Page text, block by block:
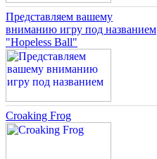
Представляем вашему
вниманию игру под названием
"Hopeless Ball"
Croaking Frog